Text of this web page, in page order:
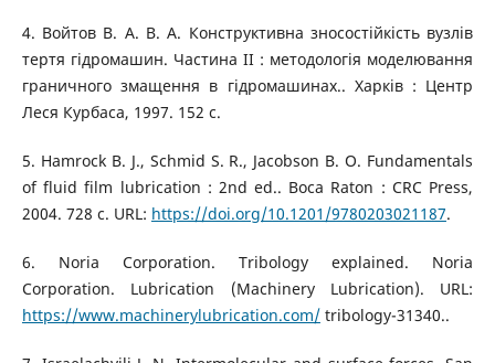
4. Войтов В. А. В. А. Конструктивна зносостійкість вузлів
тертя гідромашин. Частина II : методологія моделювання
граничного змащення в гідромашинах.. Харків : Центр
Леся Курбаса, 1997. 152 с.
5. Hamrock B. J., Schmid S. R., Jacobson B. O. Fundamentals
of fluid film lubrication : 2nd ed.. Boca Raton : CRC Press,
2004. 728 с. URL: https://doi.org/10.1201/9780203021187.
6. Noria Corporation. Tribology explained. Noria
Corporation. Lubrication (Machinery Lubrication). URL:
https://www.machinerylubrication.com/tribology-31340..